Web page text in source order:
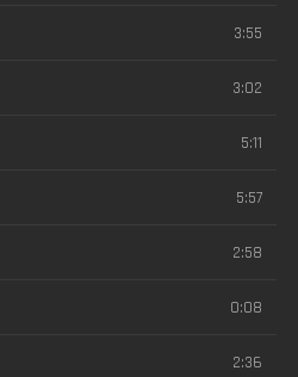
3:55
3:02
5:11
5:57
2:58
0:08
2:36